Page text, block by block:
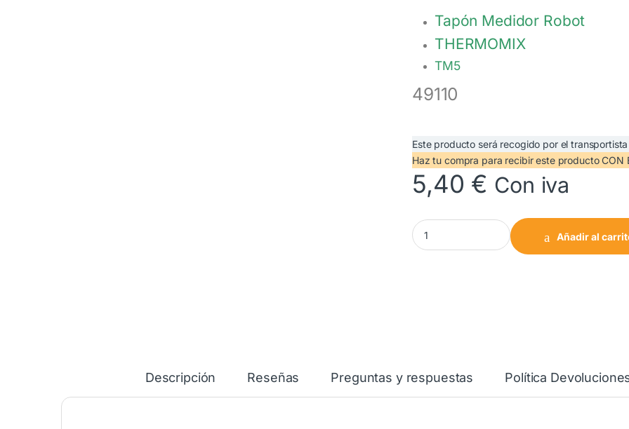
Tapón Medidor Robot
THERMOMIX
TM5
49110
Este producto será recogido por el
Haz tu compra para recibir este producto CON
5,40 € Con iva
Tapón Medidor Robot THERMOMIX TM5.
Añadir al
Descripción Reseñas Preguntas y respuestas Política